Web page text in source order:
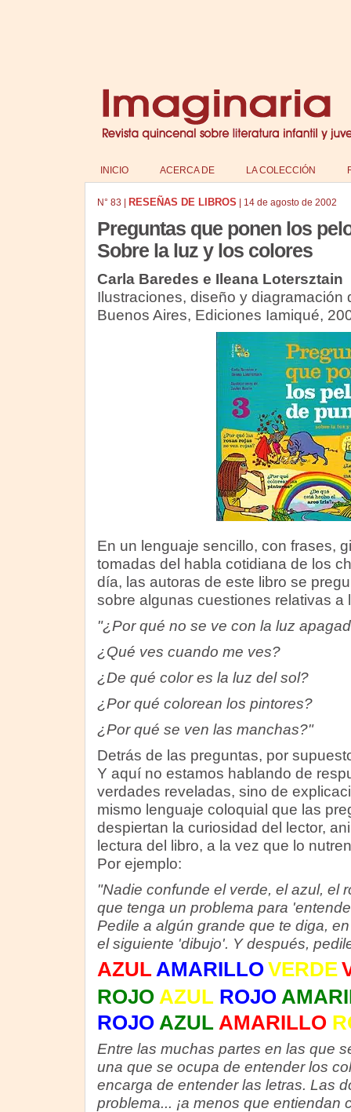
INICIO ACERCA DE LA COLECCIÓN
N° 83 RESEÑAS DE LIBROS 14 de agosto de 2002
Preguntas que ponen los
Sobre la luz y los colores
Carla Baredes e Ileana Lotersztain
Ilustraciones, diseño y diagramación
Buenos Aires, Ediciones Iamiqué,
En un lenguaje sencillo, con frases,
tomadas del habla cotidiana de los
día, las autoras de este libro se
sobre algunas cuestiones relativas a
"¿Por qué no se ve con la luz
¿Qué ves cuando me ves?
¿De qué color es la luz del sol?
¿Por qué colorean los pintores?
¿Por qué se ven las manchas?"
Detrás de las preguntas, por
Y aquí no estamos hablando de
verdades reveladas, sino de
mismo lenguaje coloquial que las
despiertan la curiosidad del lector,
lectura del libro, a la vez que lo
Por ejemplo:
"Nadie confunde el verde, el azul, el
que tenga un problema para
Pedile a algún grande que te diga,
el siguiente 'dibujo'. Y después,
AZUL AMARILLO VERDE
ROJO AZUL ROJO
ROJO AZUL AMARILLO
Entre las muchas partes en las que
una que se ocupa de entender los
encarga de entender las letras. Las
problema... ¡a menos que entiendan